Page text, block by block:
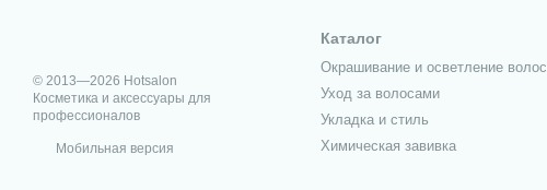
© 2013—2026 Hotsalon
Косметика и аксессуары для
профессионалов
Мобильная версия
Каталог
Окрашивание и осветление волос
Уход за волосами
Укладка и стиль
Химическая завивка